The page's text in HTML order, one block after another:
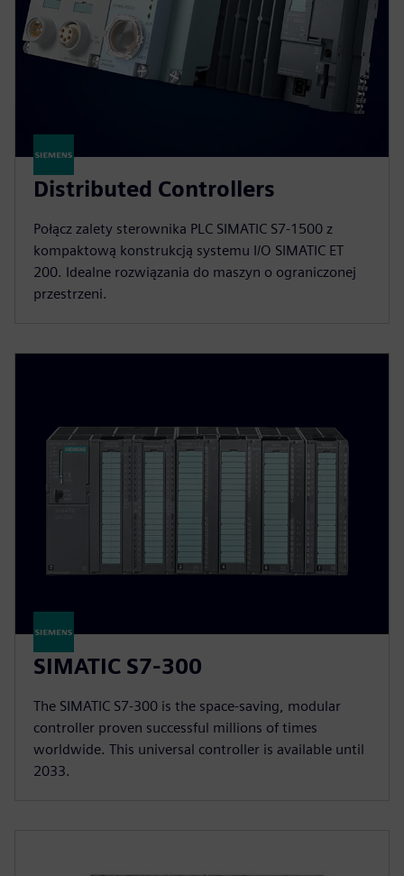
Distributed Controllers
Połącz zalety sterownika PLC SIMATIC S7-1500 z
kompaktową konstrukcją systemu I/O SIMATIC ET
200. Idealne rozwiązania do maszyn o ograniczonej
przestrzeni.
SIMATIC S7-300
The SIMATIC S7-300 is the space-saving, modular
controller proven successful millions of times
worldwide. This universal controller is available until
2033.